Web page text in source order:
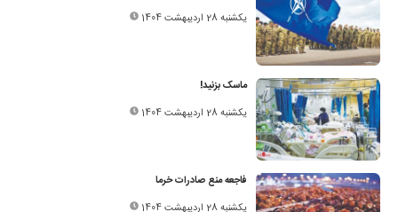
یکشنبه 28 اردیبهشت 1404
ماسک بزنید!
یکشنبه 28 اردیبهشت 1404
فاجعه منع صادرات خرما